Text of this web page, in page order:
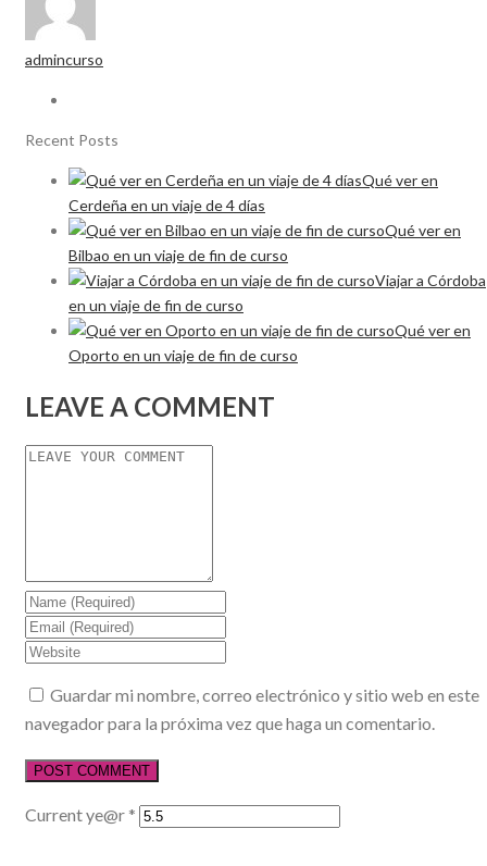
admincurso
Recent Posts
Qué ver en
Cerdeña en un viaje de 4 días
Qué ver en
Bilbao en un viaje de fin de curso
Viajar a Córdoba
en un viaje de fin de curso
Qué ver en
Oporto en un viaje de fin de curso
LEAVE A COMMENT
Guardar mi nombre, correo electrónico y sitio web en este
navegador para la próxima vez que haga un comentario.
Current ye@r *